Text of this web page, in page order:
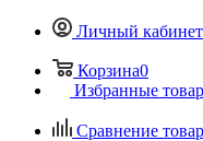
Личный кабинет
Корзина0
Избранные
Сравнение